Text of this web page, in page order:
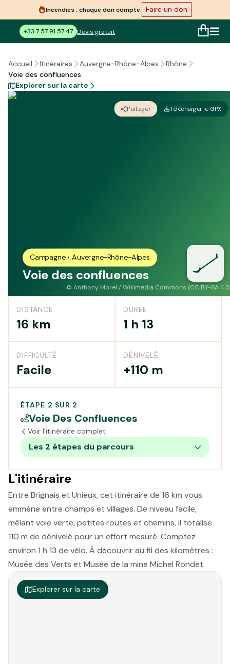
Incendies : chaque don compte. Faire un don
+33 7 57 91 57 47 Devis gratuit
Accueil Itinéraires Auvergne-Rhône-Alpes
Rhône
Voie des confluences
Explorer sur la carte
Partager Télécharger le GPX
Campagne • Auvergne-Rhône-Alpes
Voie des confluences
© Anthony Morel / Wikimedia Commons (CC BY-SA
DISTANCE
16 km
DURÉE
1 h 13
DIFFICULTÉ
Facile
DÉNIVELÉ
+110 m
ÉTAPE 2 SUR 2
Voie Des Confluences
Voir l'itinéraire complet
Les 2 étapes du parcours
L'itinéraire
Entre Brignais et Unieux, cet itinéraire de 16 km vous
emmène entre champs et villages. De niveau facile,
mêlant voie verte, petites routes et chemins, il totalise
110 m de dénivelé pour un effort mesuré. Comptez
environ 1 h 13 de vélo. À découvrir au fil des kilomètres :
Musée des Verts et Musée de la mine Michel Rondet.
Explorer sur la carte